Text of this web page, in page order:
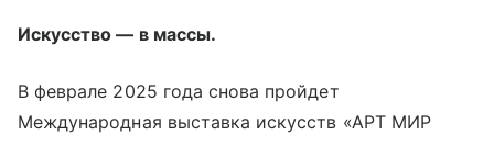
Искусство — в массы.
В феврале 2025 года снова пройдет
Международная выставка искусств «АРТ МИР